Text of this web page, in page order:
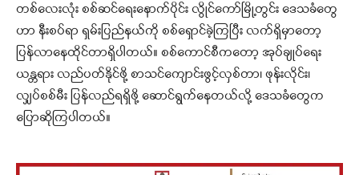
တစ်လေးလုံး စစ်ဆင်ရေးနောက်ပိုင်း လွိုင်ကော်မြို့တွင်း ဒေသခံတွေ
ဟာ နီးစပ်ရာ ရှမ်းပြည်နယ်ကို စစ်ရှောင်ခဲ့ကြပြီး လက်ရှိမှာတော့
ပြန်လာနေထိုင်တာရှိပါတယ်။ စစ်ကောင်စီကတော့ အုပ်ချုပ်ရေး
ယန္တရား လည်ပတ်နိုင်ဖို့ စာသင်ကျောင်းဖွင့်လှစ်တာ၊ ဖုန်းလိုင်း၊
လျှပ်စစ်မီး ပြန်လည်ရရှိဖို့ ဆောင်ရွက်နေတယ်လို့ ဒေသခံတွေက
ပြောဆိုကြပါတယ်။